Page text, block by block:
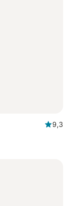
9,3